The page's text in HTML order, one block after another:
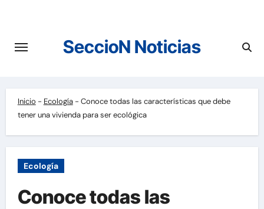
contenido
SeccioN Noticias
Inicio - Ecología- Conoce todas las características que debe
tener una vivienda para ser ecológica
Ecología
Conoce todas las